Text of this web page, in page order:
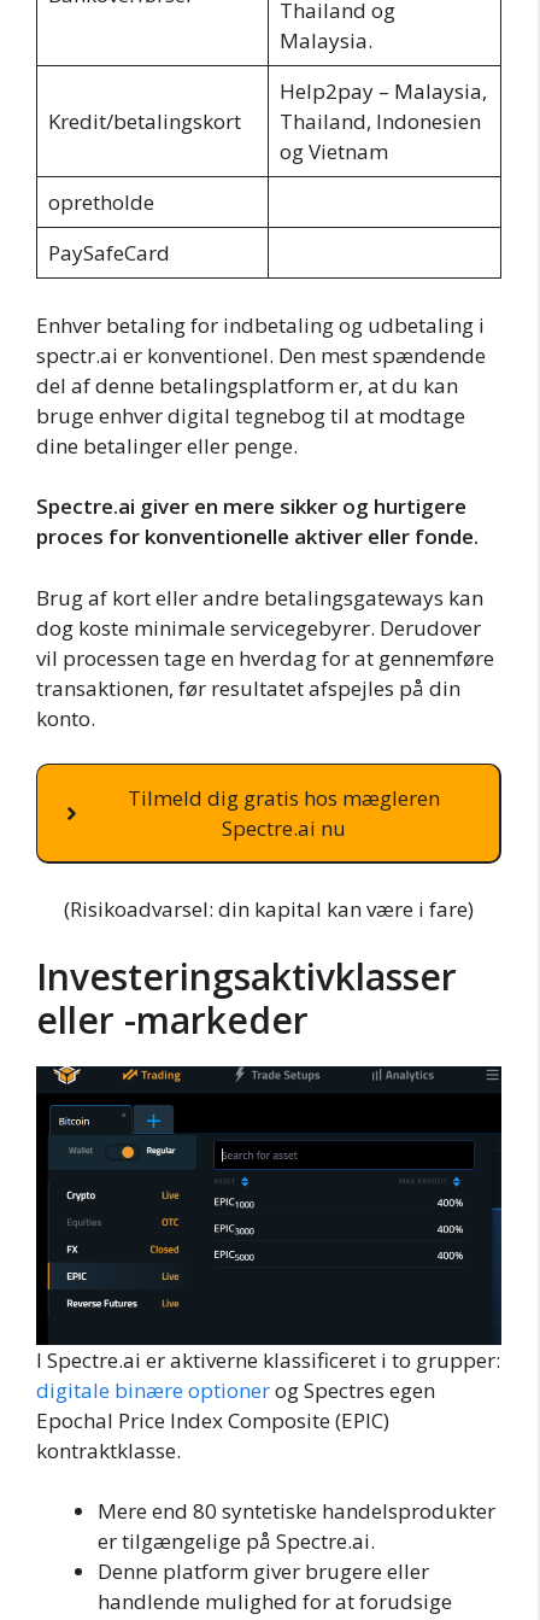
Thailand og
Malaysia.
Kredit/betalingskort
Help2pay – Malaysia,
Thailand, Indonesien
og Vietnam
opretholde
PaySafeCard
Enhver betaling for indbetaling og udbetaling i
spectr.ai er konventionel. Den mest spændende
del af denne betalingsplatform er, at du kan
bruge enhver digital tegnebog til at modtage
dine betalinger eller penge.
Spectre.ai giver en mere sikker og hurtigere
proces for konventionelle aktiver eller fonde.
Brug af kort eller andre betalingsgateways kan
dog koste minimale servicegebyrer. Derudover
vil processen tage en hverdag for at gennemføre
transaktionen, før resultatet afspejles på din
konto.
Tilmeld dig gratis hos mægleren
Spectre.ai nu
(Risikoadvarsel: din kapital kan være i fare)
Investeringsaktivklasser
eller -markeder
I Spectre.ai er aktiverne klassificeret i to grupper:
digitale binære optionerog Spectres egen
Epochal Price Index Composite (EPIC)
kontraktklasse.
Mere end 80 syntetiske handelsprodukter
er tilgængelige på Spectre.ai.
Denne platform giver brugere eller
handlende mulighed for at forudsige